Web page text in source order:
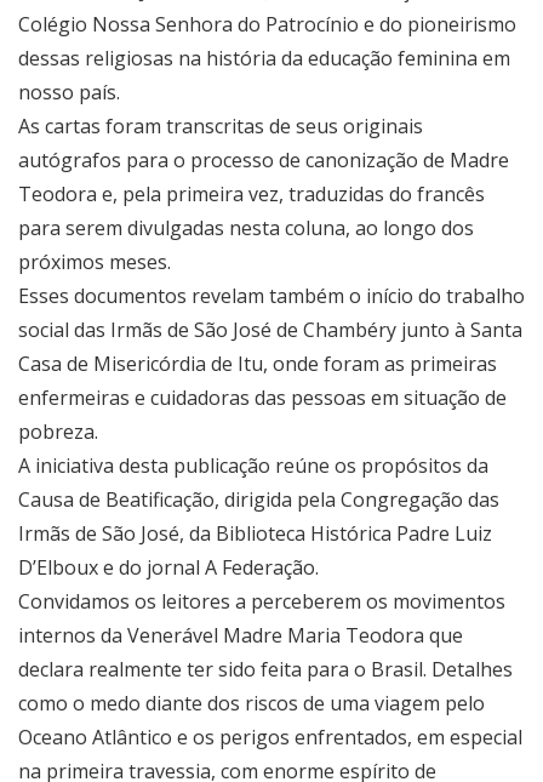
Colégio Nossa Senhora do Patrocínio e do pioneirismo
dessas religiosas na história da educação feminina em
nosso país.
As cartas foram transcritas de seus originais
autógrafos para o processo de canonização de Madre
Teodora e, pela primeira vez, traduzidas do francês
para serem divulgadas nesta coluna, ao longo dos
próximos meses.
Esses documentos revelam também o início do trabalho
social das Irmãs de São José de Chambéry junto à Santa
Casa de Misericórdia de Itu, onde foram as primeiras
enfermeiras e cuidadoras das pessoas em situação de
pobreza.
A iniciativa desta publicação reúne os propósitos da
Causa de Beatificação, dirigida pela Congregação das
Irmãs de São José, da Biblioteca Histórica Padre Luiz
D’Elboux e do jornal A Federação.
Convidamos os leitores a perceberem os movimentos
internos da Venerável Madre Maria Teodora que
declara realmente ter sido feita para o Brasil. Detalhes
como o medo diante dos riscos de uma viagem pelo
Oceano Atlântico e os perigos enfrentados, em especial
na primeira travessia, com enorme espírito de